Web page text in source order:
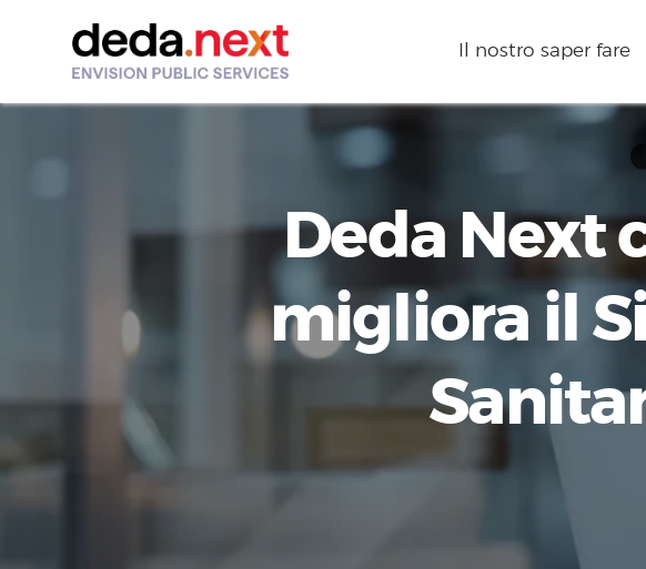
Il nostro saper fare
Deda Next
migliora il